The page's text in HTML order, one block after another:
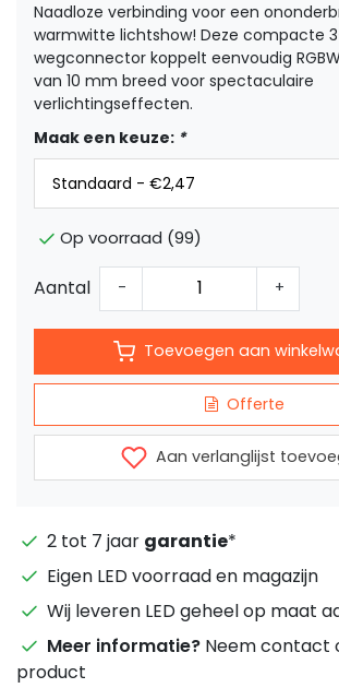
Naadloze verbinding voor een
warmwitte lichtshow! Deze compacte
wegconnector koppelt eenvoudig
van 10 mm breed voor spectaculaire
verlichtingseffecten.
Maak een keuze: *
Op voorraad (99)
Aantal - +
Toevoegen aan
Offerte
Aan verlanglijst
2 tot 7 jaar garantie*
Eigen LED voorraad en magazijn
Wij leveren LED geheel op maat
Meer informatie? Neem contact
product